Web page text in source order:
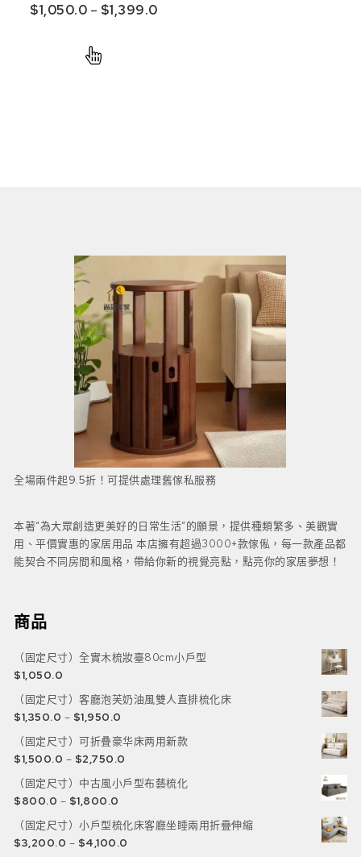
$1,050.0 – $1,399.0
全場兩件起9.5折！可提供處理舊傢私服務
本著“為大眾創造更美好的日常生活”的願景，提供種類繁多、美觀實
用、平價實惠的家居用品 本店擁有超過3000+款傢俬，每一款產品都
能契合不同房間和風格，帶給你新的視覺亮點，點亮你的家居夢想！
商品
（固定尺寸）全實木梳妝臺80cm小戶型
$1,050.0
（固定尺寸）客廳泡芙奶油風雙人直排梳化床
$1,350.0 – $1,950.0
（固定尺寸）可折叠豪华床两用新款
$1,500.0 – $2,750.0
（固定尺寸）中古風小戶型布藝梳化
$800.0 – $1,800.0
（固定尺寸）小戶型梳化床客廳坐睡兩用折疊伸縮
$3,200.0 – $4,100.0